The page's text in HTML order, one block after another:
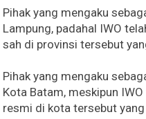
Pihak yang mengaku
Lampung, padahal IWO
sah di provinsi tersebut
Pihak yang mengaku
Kota Batam, meskipun
resmi di kota tersebut